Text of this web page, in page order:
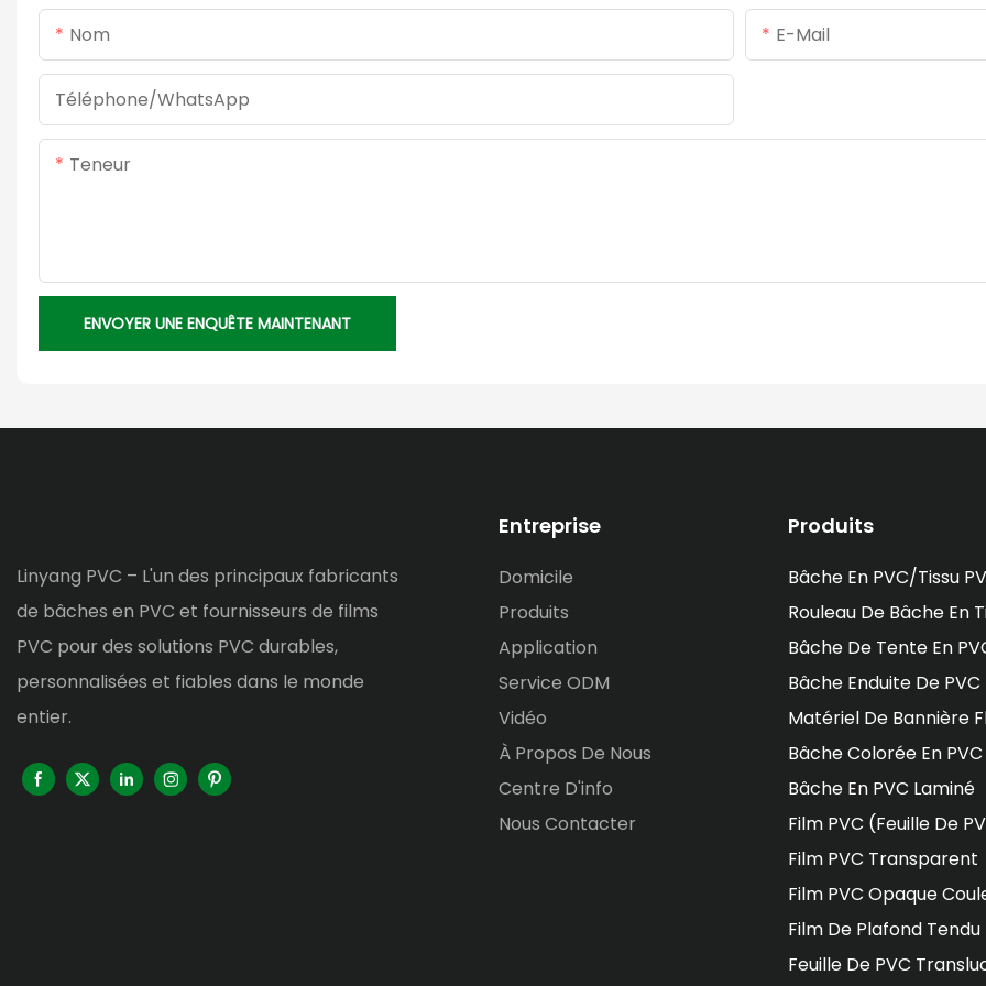
Nom E-Mail
Téléphone/WhatsApp
Teneur
ENVOYER UNE ENQUÊTE MAINTENANT
Linyang PVC – L'un des principaux fabricants
de bâches en PVC et fournisseurs de films
PVC pour des solutions PVC durables,
personnalisées et fiables dans le monde
entier.
Entreprise
Domicile
Produits
Application
Service ODM
Vidéo
À Propos De Nous
Centre D'info
Nous Contacter
Produits
Bâche En PVC/tissu
Rouleau De Bâche En
Bâche De Tente En
Bâche Enduite De PVC
Matériel De Bannière
Bâche Colorée En PVC
Bâche En PVC Laminé
Film PVC (feuille De
Film PVC Transparent
Film PVC Opaque
Film De Plafond Tendu
Feuille De PVC